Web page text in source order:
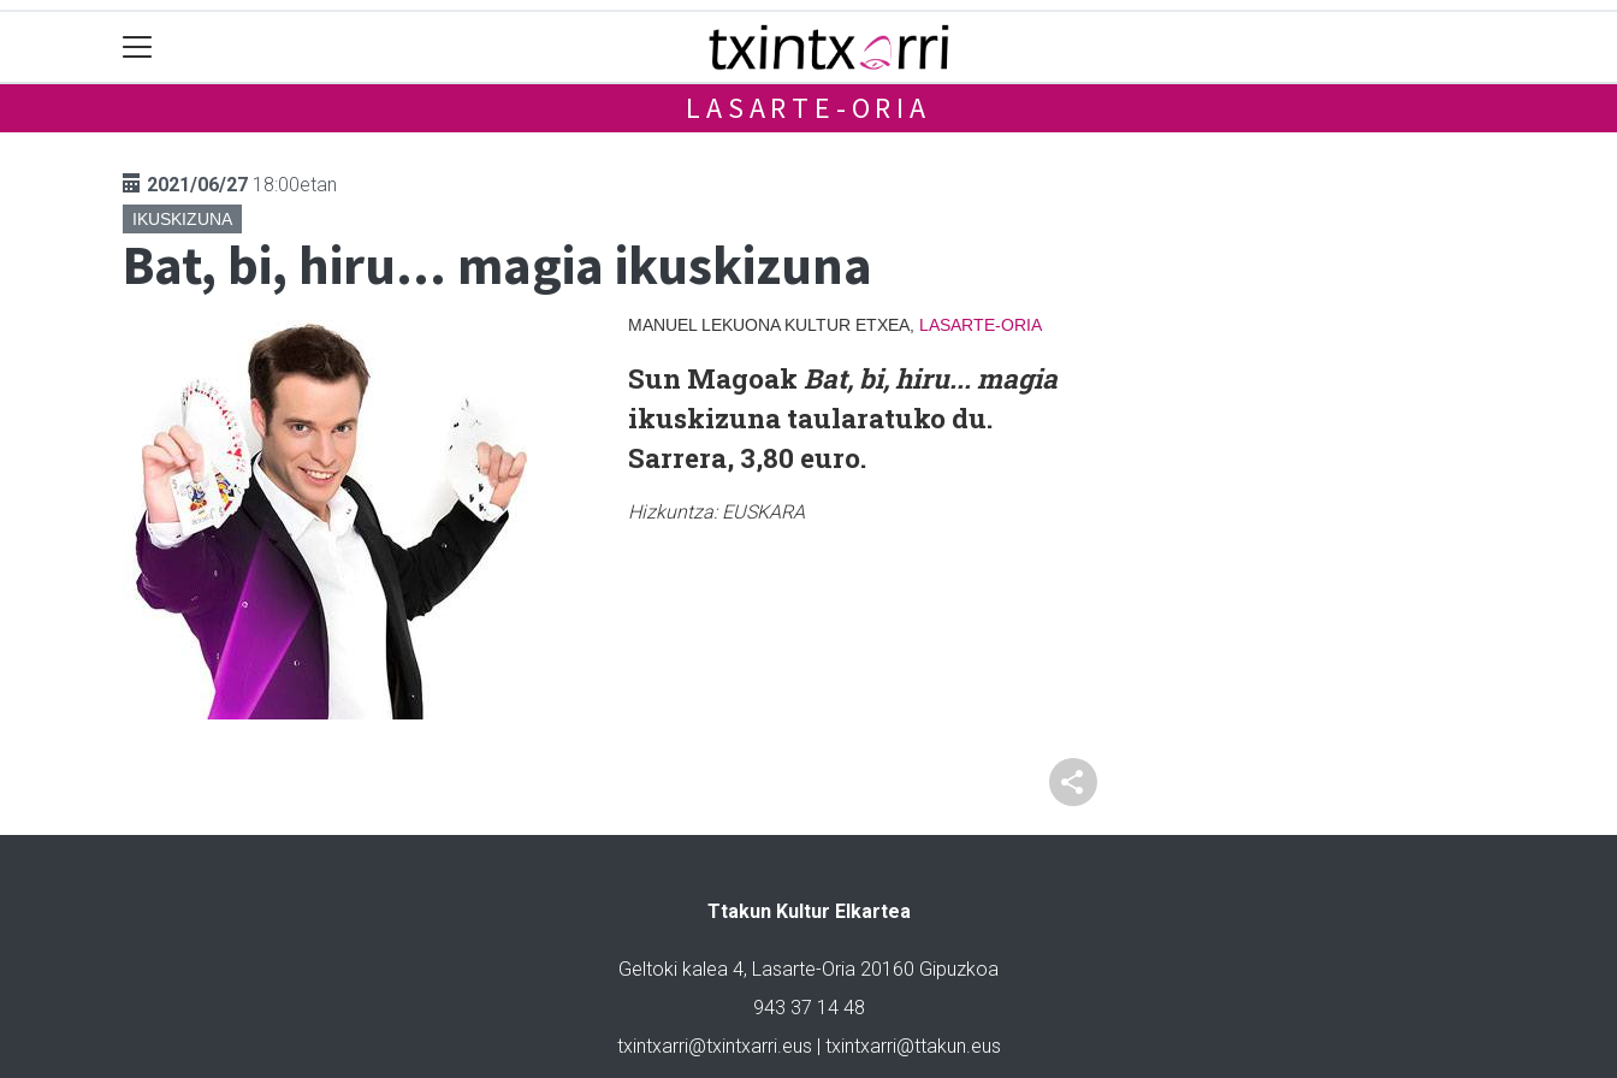
LASARTE-ORIA
2021/06/27 18:00etan
IKUSKIZUNA
Bat, bi, hiru... magia ikuskizuna
MANUEL LEKUONA KULTUR ETXEA, LASARTE-ORIA
Sun Magoak Bat, bi, hiru... magia
ikuskizuna taularatuko du.
Sarrera, 3,80 euro.
Hizkuntza:EUSKARA
Ttakun Kultur Elkartea
Geltoki kalea 4, Lasarte-Oria 20160 Gipuzkoa
943 37 14 48
txintxarri@txintxarri.eus | txintxarri@ttakun.eus